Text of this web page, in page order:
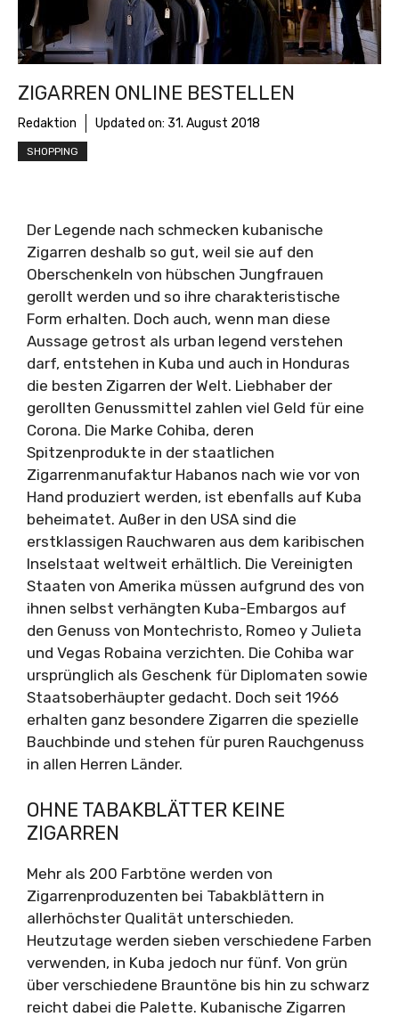
ZIGARREN ONLINE BESTELLEN
Redaktion Updated on: 31. August 2018
SHOPPING
Der Legende nach schmecken kubanische
Zigarren deshalb so gut, weil sie auf den
Oberschenkeln von hübschen Jungfrauen
gerollt werden und so ihre charakteristische
Form erhalten. Doch auch, wenn man diese
Aussage getrost als urban legend verstehen
darf, entstehen in Kuba und auch in Honduras
die besten Zigarren der Welt. Liebhaber der
gerollten Genussmittel zahlen viel Geld für eine
Corona. Die Marke Cohiba, deren
Spitzenprodukte in der staatlichen
Zigarrenmanufaktur Habanos nach wie vor von
Hand produziert werden, ist ebenfalls auf Kuba
beheimatet. Außer in den USA sind die
erstklassigen Rauchwaren aus dem karibischen
Inselstaat weltweit erhältlich. Die Vereinigten
Staaten von Amerika müssen aufgrund des von
ihnen selbst verhängten Kuba-Embargos auf
den Genuss von Montechristo, Romeo y Julieta
und Vegas Robaina verzichten. Die Cohiba war
ursprünglich als Geschenk für Diplomaten sowie
Staatsoberhäupter gedacht. Doch seit 1966
erhalten ganz besondere Zigarren die spezielle
Bauchbinde und stehen für puren Rauchgenuss
in allen Herren Länder.
OHNE TABAKBLÄTTER KEINE
ZIGARREN
Mehr als 200 Farbtöne werden von
Zigarrenproduzenten bei Tabakblättern in
allerhöchster Qualität unterschieden.
Heutzutage werden sieben verschiedene Farben
verwenden, in Kuba jedoch nur fünf. Von grün
über verschiedene Brauntöne bis hin zu schwarz
reicht dabei die Palette. Kubanische Zigarren